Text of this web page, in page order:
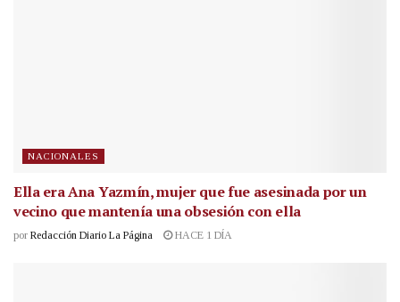
NACIONALES
Ella era Ana Yazmín, mujer que fue asesinada por un
vecino que mantenía una obsesión con ella
por Redacción Diario La Página HACE 1 DÍA